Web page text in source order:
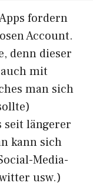
fordern
Account.
denn dieser
mit
man sich
seit längerer
kann sich
Media-
usw.)